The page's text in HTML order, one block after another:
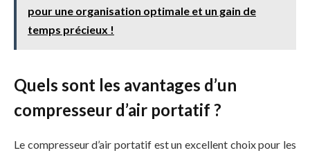
pour une organisation optimale et un gain de
temps précieux !
Quels sont les avantages d’un
compresseur d’air portatif ?
Le compresseur d’air portatif est un excellent choix pour les